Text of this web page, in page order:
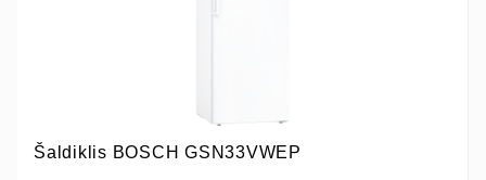
Šaldiklis BOSCH GSN33VWEP